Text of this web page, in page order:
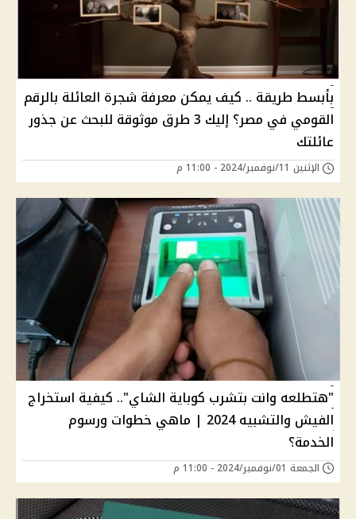
بأبسط طريقة .. كيف يمكن معرفة شجرة العائلة بالرقم
القومي في مصر؟ إليك 3 طرق موثوقة للبحث عن جذور
عائلتك
الإثنين 11/نوفمبر/2024 - 11:00 م
"هتطلعه وانت بتشرب كوباية الشاي".. كيفية استخراج
الفيش والتشبيه 2024 | ماهي خطوات ورسوم
الخدمة؟
الجمعة 01/نوفمبر/2024 - 11:00 م